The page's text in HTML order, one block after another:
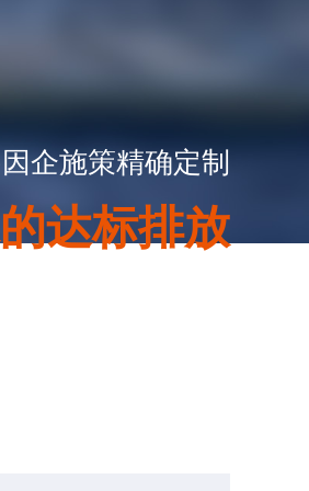
企施策精确定制
达标排放